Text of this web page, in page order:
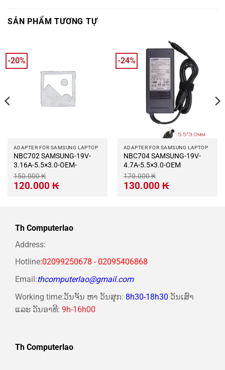
SẢN PHẨM TƯƠNG TỰ
-20%
ADAPTER FOR SAMSUNG LAPTOP
NBC702 SAMSUNG-19V-
3.16A-5.5×3.0-OEM-
150.000₭
Giá
gốc
120.000 ₭Giá
hiện
-24%
ADAPTER FOR SAMSUNG LAPTOP
NBC704 SAMSUNG-19V-
4.7A-5.5×3.0-OEM
170.000₭
Giá
gốc
130.000 ₭Giá
hiện
Th Computerlao
Address:
Hotline:02099250678 - 02095406868
Email:thcomputerlao@gmail.com
Working time:ວັນຈັນ ຫາ ວັນສຸກ: 8h30-18h30 ວັນເສົາ
ແລະ ວັນອາທີ: 9h-16h00
Th Computerlao